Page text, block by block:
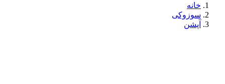
خانه
سوزوکی
آپشن